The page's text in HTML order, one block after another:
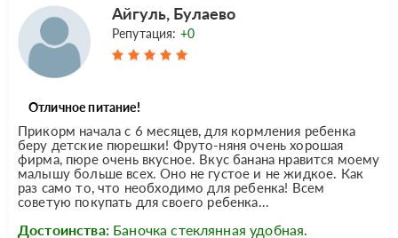
Айгуль, Булаево
Репутация: +0
Отличное питание!
Прикорм начала с 6 месяцев, для кормления ребенка
беру детские пюрешки! Фруто-няня очень хорошая
фирма, пюре очень вкусное. Вкус банана нравится моему
малышу больше всех. Оно не густое и не жидкое. Как
раз само то, что необходимо для ребенка! Всем
советую покупать для своего ребенка...
Достоинства: Баночка стеклянная удобная.